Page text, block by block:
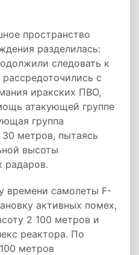
пространство
разделилась:
следовать к
с
иракских ПВО,
атакующей группе
группа
метров, пытаясь
высоты
радаров.
самолеты F-
активных помех,
2 100 метров и
реактора. По
метров